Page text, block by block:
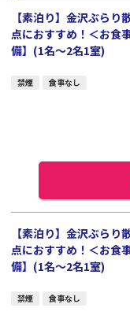
【素泊り】金沢ぶら
点におすすめ！＜お食
備】(1名～2名1室)
禁煙 食事なし
【素泊り】金沢ぶら
点におすすめ！＜お食
備】(1名～2名1室)
禁煙 食事なし